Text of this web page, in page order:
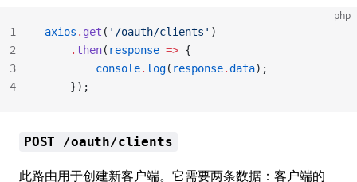
php
axios . get ( '/oauth/clients' )
    .
then( response => {
        console
. log( response.data);
    });
1
2
3
4
POST /oauth/clients
此路由用于创建新客户端。它需要两条数据：客户端的